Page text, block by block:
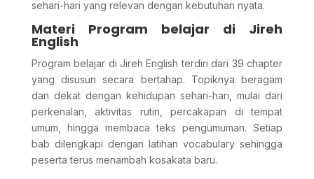
sehari-hari yang relevan dengan kebutuhan nyata.
Materi Program belajar di Jireh
English
Program belajar di Jireh English terdiri dari 39 chapter
yang disusun secara bertahap. Topiknya beragam
dan dekat dengan kehidupan sehari-hari, mulai dari
perkenalan, aktivitas rutin, percakapan di tempat
umum, hingga membaca teks pengumuman. Setiap
bab dilengkapi dengan latihan vocabulary sehingga
peserta terus menambah kosakata baru.